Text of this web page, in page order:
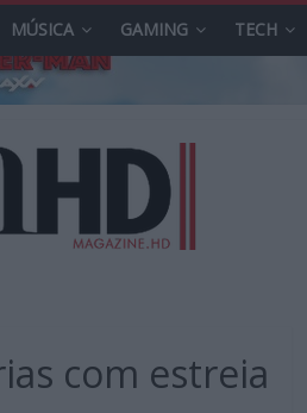
MÚSICA GAMING TECH
com estreia